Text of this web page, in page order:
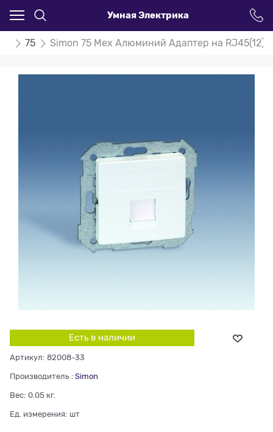
Умная Электрика
75 Simon 75 Мех Алюминий Адаптер на RJ45(12)
Есть в наличии
Артикул: 82008-33
Производитель : Simon
Вес: 0.05 кг.
Ед. измерения: шт